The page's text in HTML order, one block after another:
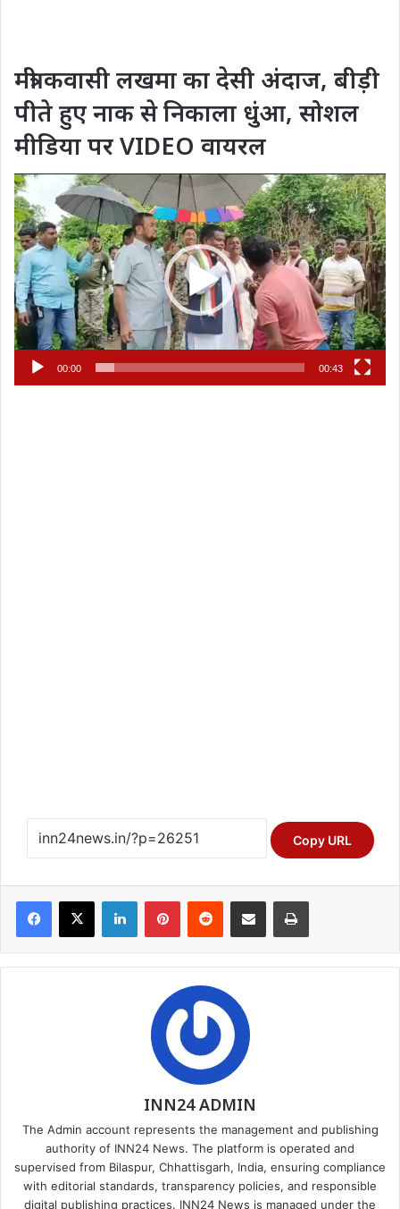
मंत्री कवासी लखमा का देसी अंदाज, बीड़ी
पीते हुए नाक से निकाला धुंआ, सोशल
मीडिया पर VIDEO वायरल
Video
Player
00:00 00:43
Copy URL
Facebook
X LinkedInPinterestReddit Share via Email Print
INN24 ADMIN
The Admin account represents the management and publishing
authority of INN24 News. The platform is operated and
supervised from Bilaspur, Chhattisgarh, India, ensuring compliance
with editorial standards, transparency policies, and responsible
digital publishing practices. INN24 News is managed under the